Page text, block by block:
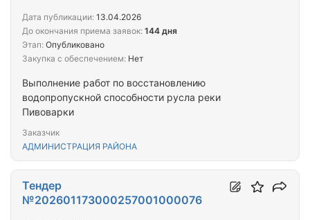
Выполнение работ по восстановлению
водопропускной способности русла реки
Пивоварки
Заказчик
АДМИНИСТРАЦИЯ РАЙОНА
Дата публикации: 13.04.2026
До окончания приема заявок: 144 дня
Этап: Опубликовано
Закупка с обеспечением: Нет
Тендер
№202601173000257001000076